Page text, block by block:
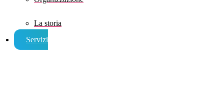
La storia
Servizi